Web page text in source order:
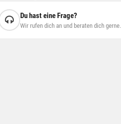
Du hast eine Frage?
Wir rufen dich an und beraten dich gerne.